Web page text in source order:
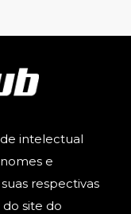
intelectual
e
respectivas
site do